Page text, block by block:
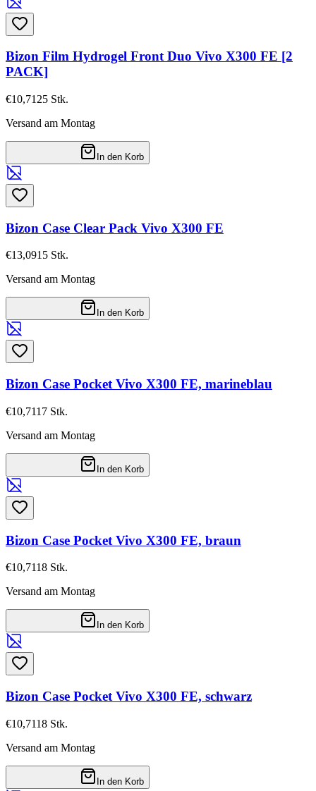
Bizon Film Hydrogel Front Duo Vivo X300 FE [2
PACK]
€10,71 25 Stk.
Versand am Montag
In den Korb
Bizon Case Clear Pack Vivo X300 FE
€13,0915 Stk.
Versand am Montag
In den Korb
Bizon Case Pocket Vivo X300 FE, marineblau
€10,7117 Stk.
Versand am Montag
In den Korb
Bizon Case Pocket Vivo X300 FE, braun
€10,7118 Stk.
Versand am Montag
In den Korb
Bizon Case Pocket Vivo X300 FE, schwarz
€10,7118 Stk.
Versand am Montag
In den Korb